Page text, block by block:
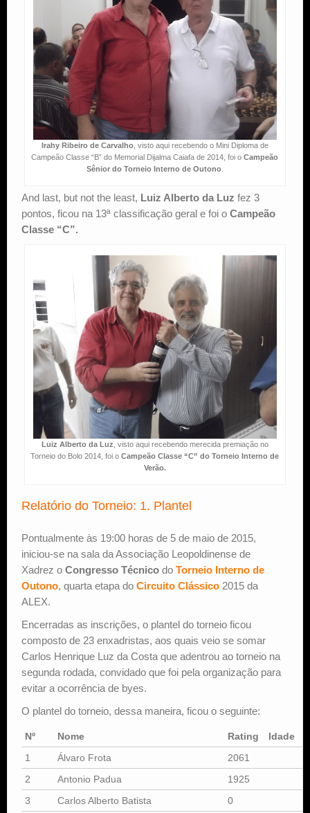
Irahy Ribeiro de Carvalho, visto aqui recebendo o Mini Diploma de
Campeão Classe “B” do Memorial Dijalma Caiafa de 2014, foi oCampeão
Sênior do Torneio Interno de Outono.
And last, but not the least, Luiz Alberto da Luz fez 3
pontos, ficou na 13ª classificação geral e foi o Campeão
Classe “C”.
Luiz Alberto da Luz , visto aqui recebendo merecida premiação no
Torneio do Bolo 2014, foi o Campeão Classe “C” do Torneio Interno de
Verão.
Relatório do Torneio: 1. Plantel
Pontualmente às 19:00 horas de 5 de maio de 2015,
iniciou-se na sala da Associação Leopoldinense de
Xadrez o Congresso Técnico do Torneio Interno de
Outono, quarta etapa do Circuito Clássico 2015 da
ALEX.
Encerradas as inscrições, o plantel do torneio ficou
composto de 23 enxadristas, aos quais veio se somar
Carlos Henrique Luz da Costa que adentrou ao torneio na
segunda rodada, convidado que foi pela organização para
evitar a ocorrência de byes.
O plantel do torneio, dessa maneira, ficou o seguinte:
Nº Nome Rating Idade
1
Álvaro Frota 2061
2
Antonio Padua 1925
3
Carlos Alberto Batista 0